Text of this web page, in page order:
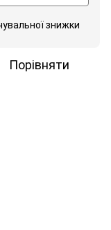
знижки
Порівняти